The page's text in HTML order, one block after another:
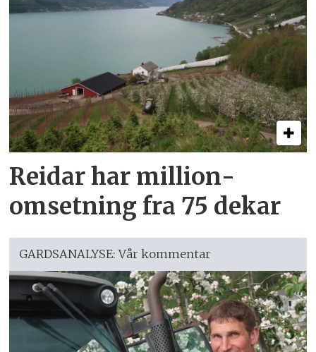
Reidar har million­
omsetning fra 75 dekar
GARDSANALYSE: Vår kommentar